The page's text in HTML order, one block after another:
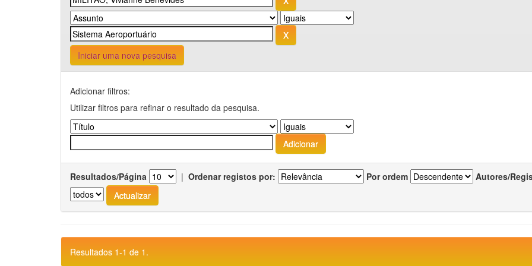
Iniciar uma nova pesquisa
Adicionar filtros:
Utilizar filtros para refinar o resultado da pesquisa.
Resultados/Página | Ordenar registos por: Por ordem Autores/
Resultados 1-1 de 1.